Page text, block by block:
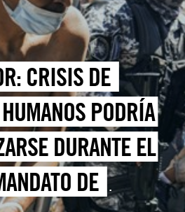
CRISIS DE
PODRÍA
DURANTE EL
DE